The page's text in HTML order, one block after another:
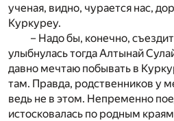
ученая, видно, чурается нас,
Куркуреу.
– Надо бы, конечно,
улыбнулась тогда Алтынай
давно мечтаю побывать в
там. Правда, родственников у
ведь не в этом. Непременно
истосковалась по родным